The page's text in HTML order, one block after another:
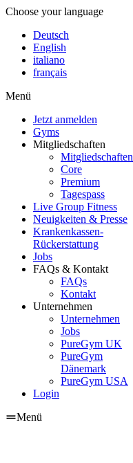
Choose your language
Deutsch
English
italiano
français
Menü
Jetzt anmelden
Gyms
Mitgliedschaften
Mitgliedschaften
Core
Premium
Tagespass
Live Group Fitness
Neuigkeiten & Presse
Krankenkassen-
Rückerstattung
Jobs
FAQs & Kontakt
FAQs
Kontakt
Unternehmen
Unternehmen
Jobs
PureGym UK
PureGym
Dänemark
PureGym USA
Login
Menü